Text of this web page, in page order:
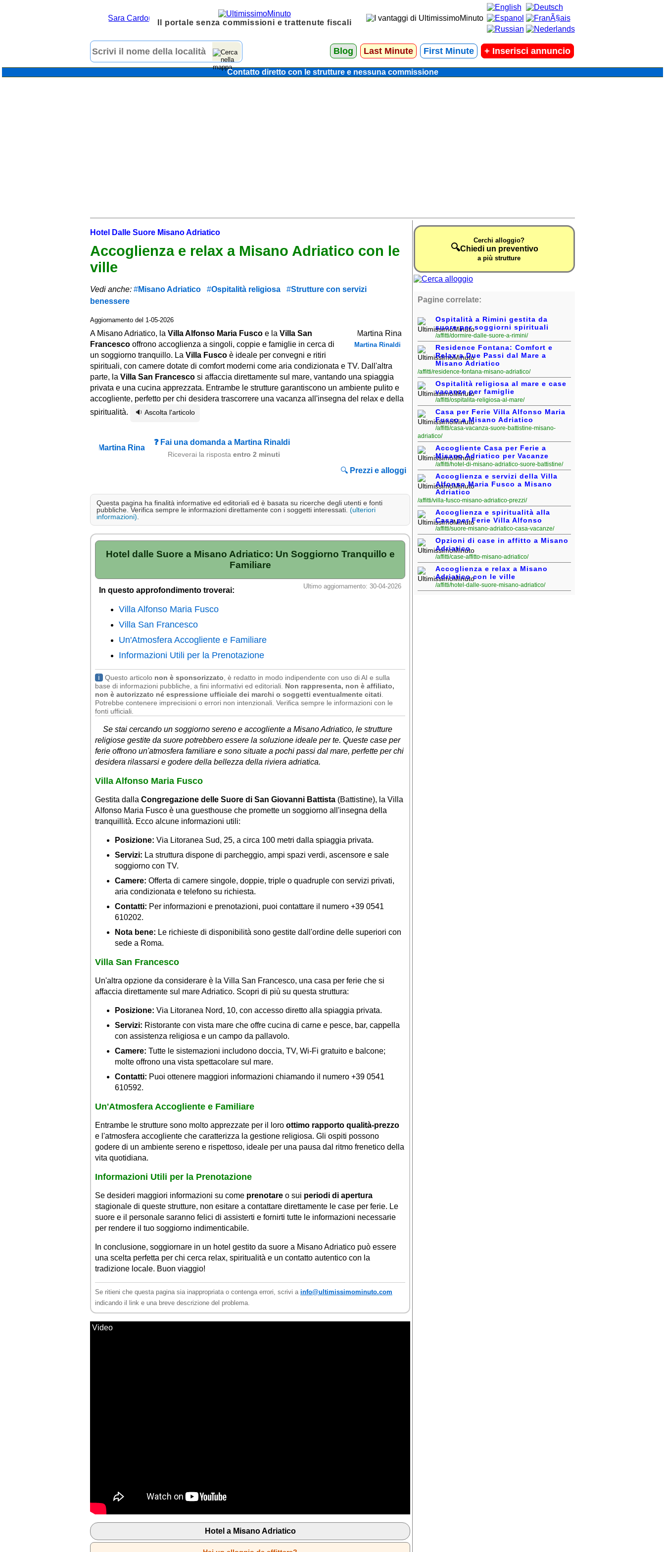
Il portale senza commissioni e trattenute fiscali
Blog Last Minute First Minute + Inserisci annuncio
Contatto diretto con le strutture e nessuna commissione
Hotel Dalle Suore Misano Adriatico
Accoglienza e relax a Misano Adriatico con le
ville
Vedi anche: Misano Adriatico Ospitalità religiosa
Strutture con servizi
benessere
Aggiornamento del 1-05-2026
Martina Rinaldi
A Misano Adriatico, la Villa Alfonso Maria Fusco e la Villa San
Francesco offrono accoglienza a singoli, coppie e famiglie in cerca di
un soggiorno tranquillo. La Villa Fusco è ideale per convegni e ritiri
spirituali, con camere dotate di comfort moderni come aria condizionata e TV. Dall'altra
parte, la Villa San Francesco si affaccia direttamente sul mare, vantando una spiaggia
privata e una cucina apprezzata. Entrambe le strutture garantiscono un ambiente pulito e
accogliente, perfetto per chi desidera trascorrere una vacanza all'insegna del relax e della
spiritualità.
🔉 Ascolta l'articolo
❓ Fai una domanda a Martina Rinaldi
Riceverai la risposta entro 2 minuti
🔍 Prezzi e alloggi
Questa pagina ha finalità informative ed editoriali ed è basata su ricerche degli utenti e fonti
pubbliche. Verifica sempre le informazioni direttamente con i soggetti interessati. (ulteriori
informazioni)
Hotel dalle Suore a Misano Adriatico: Un Soggiorno Tranquillo e
Familiare
Ultimo aggiornamento: 30-04-2026
In questo approfondimento troverai:
Villa Alfonso Maria Fusco
Villa San Francesco
Un'Atmosfera Accogliente e Familiare
Informazioni Utili per la Prenotazione
ℹ Questo articolo non è sponsorizzato , è redatto in modo indipendente con uso di AI e sulla
base di informazioni pubbliche, a fini informativi ed editoriali. Non rappresenta, non è affiliato,
non è autorizzato né espressione ufficiale dei marchi o soggetti eventualmente citati
Potrebbe contenere imprecisioni o errori non intenzionali. Verifica sempre le informazioni con le
fonti ufficiali.
Se stai cercando un soggiorno sereno e accogliente a Misano Adriatico, le strutture
religiose gestite da suore potrebbero essere la soluzione ideale per te. Queste case per
ferie offrono un'atmosfera familiare e sono situate a pochi passi dal mare, perfette per chi
desidera rilassarsi e godere della bellezza della riviera adriatica.
Villa Alfonso Maria Fusco
Gestita dalla Congregazione delle Suore di San Giovanni Battista (Battistine), la Villa
Alfonso Maria Fusco è una guesthouse che promette un soggiorno all'insegna della
tranquillità. Ecco alcune informazioni utili:
Posizione: Via Litoranea Sud, 25, a circa 100 metri dalla spiaggia privata.
Servizi: La struttura dispone di parcheggio, ampi spazi verdi, ascensore e sale
soggiorno con TV.
Camere: Offerta di camere singole, doppie, triple o quadruple con servizi privati,
aria condizionata e telefono su richiesta.
Contatti: Per informazioni e prenotazioni, puoi contattare il numero +39 0541
610202.
Nota bene: Le richieste di disponibilità sono gestite dall'ordine delle superiori con
sede a Roma.
Villa San Francesco
Un'altra opzione da considerare è la Villa San Francesco, una casa per ferie che si
affaccia direttamente sul mare Adriatico. Scopri di più su questa struttura:
Posizione: Via Litoranea Nord, 10, con accesso diretto alla spiaggia privata.
Servizi: Ristorante con vista mare che offre cucina di carne e pesce, bar, cappella
con assistenza religiosa e un campo da pallavolo.
Camere: Tutte le sistemazioni includono doccia, TV, Wi-Fi gratuito e balcone;
molte offrono una vista spettacolare sul mare.
Contatti: Puoi ottenere maggiori informazioni chiamando il numero +39 0541
610592.
Un'Atmosfera Accogliente e Familiare
Entrambe le strutture sono molto apprezzate per il loro ottimo rapporto qualità-prezzo
e l'atmosfera accogliente che caratterizza la gestione religiosa. Gli ospiti possono
godere di un ambiente sereno e rispettoso, ideale per una pausa dal ritmo frenetico della
vita quotidiana.
Informazioni Utili per la Prenotazione
Se desideri maggiori informazioni su come prenotare o sui periodi di apertura
stagionale di queste strutture, non esitare a contattare direttamente le case per ferie. Le
suore e il personale saranno felici di assisterti e fornirti tutte le informazioni necessarie
per rendere il tuo soggiorno indimenticabile.
In conclusione, soggiornare in un hotel gestito da suore a Misano Adriatico può essere
una scelta perfetta per chi cerca relax, spiritualità e un contatto autentico con la
tradizione locale. Buon viaggio!
Se ritieni che questa pagina sia inappropriata o contenga errori, scrivi a info@ultimissimominuto.com
indicando il link e una breve descrizione del problema.
Video
Hotel a Misano Adriatico
🔍
Cerchi alloggio?
Chiedi un preventivo
a più strutture
Pagine correlate:
Ospitalità a Rimini gestita da
suore per soggiorni spirituali
/affitti/dormire-dalle-suore-a-rimini/
Residence Fontana: Comfort e
Relax a Due Passi dal Mare a
Misano Adriatico
/affitti/residence-fontana-misano-adriatico/
Ospitalità religiosa al mare e case
vacanze per famiglie
/affitti/ospitalita-religiosa-al-mare/
Casa per Ferie Villa Alfonso Maria
Fusco a Misano Adriatico
/affitti/casa-vacanza-suore-battistine-misano-
adriatico/
Accogliente Casa per Ferie a
Misano Adriatico per Vacanze
/affitti/hotel-di-misano-adriatico-suore-battistine/
Accoglienza e servizi della Villa
Alfonso Maria Fusco a Misano
Adriatico
/affitti/villa-fusco-misano-adriatico-prezzi/
Accoglienza e spiritualità alla
Casa per Ferie Villa Alfonso
/affitti/suore-misano-adriatico-casa-vacanze/
Opzioni di case in affitto a Misano
Adriatico
/affitti/case-affitto-misano-adriatico/
Accoglienza e relax a Misano
Adriatico con le ville
/affitti/hotel-dalle-suore-misano-adriatico/